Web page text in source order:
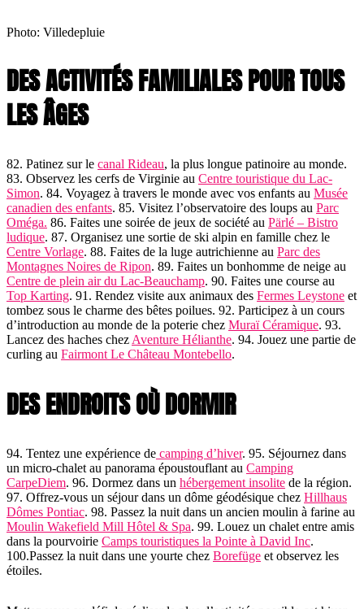
Photo: Villedepluie
DES ACTIVITÉS FAMILIALES POUR TOUS
LES ÂGES
82. Patinez sur le canal Rideau, la plus longue patinoire au monde.
83. Observez les cerfs de Virginie au Centre touristique du Lac-
Simon. 84. Voyagez à travers le monde avec vos enfants au Musée
canadien des enfants. 85. Visitez l’observatoire des loups au Parc
Oméga. 86. Faites une soirée de jeux de société au Pärlé – Bistro
ludique. 87. Organisez une sortie de ski alpin en famille chez le
Centre Vorlage. 88. Faites de la luge autrichienne au Parc des
Montagnes Noires de Ripon. 89. Faites un bonhomme de neige au
Centre de plein air du Lac-Beauchamp. 90. Faites une course au
Top Karting. 91. Rendez visite aux animaux des Fermes Leystone et
tombez sous le charme des bêtes poilues. 92. Participez à un cours
d’introduction au monde de la poterie chez Muraï Céramique. 93.
Lancez des haches chez Aventure Hélianthe. 94. Jouez une partie de
curling au Fairmont Le Château Montebello.
DES ENDROITS OÙ DORMIR
94. Tentez une expérience de camping d’hiver. 95. Séjournez dans
un micro-chalet au panorama époustouflant au Camping
CarpeDiem. 96. Dormez dans un hébergement insolite de la région.
97. Offrez-vous un séjour dans un dôme géodésique chez Hillhaus
Dômes Pontiac. 98. Passez la nuit dans un ancien moulin à farine au
Moulin Wakefield Mill Hôtel & Spa. 99. Louez un chalet entre amis
dans la pourvoirie Camps touristiques la Pointe à David Inc.
100.Passez la nuit dans une yourte chez Borefüge et observez les
étoiles.